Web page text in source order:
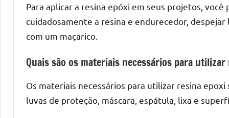
Para aplicar a resina epóxi em seus projetos,
cuidadosamente a resina e endurecedor,
com um maçarico.
Quais são os materiais necessários para utilizar
Os materiais necessários para utilizar resina
luvas de proteção, máscara, espátula, lixa e